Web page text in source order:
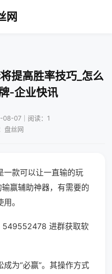
网
提高胜率技巧_怎么
-企业快讯
08-07｜阅读：1
盘丝网
一款可以让一直输的玩
赢辅助神器，有需要的
。
549552478 进群获取软
为“必赢”。其操作方式